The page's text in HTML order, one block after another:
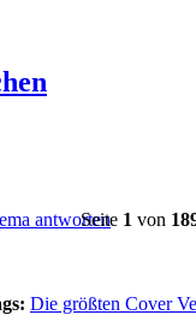
Seite 1 von
Die größten Cover